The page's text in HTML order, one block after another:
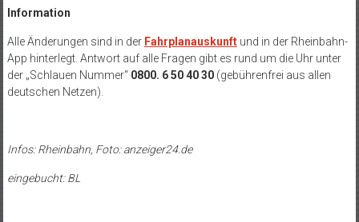
Information
Alle Änderungen sind in der Fahrplanauskunftund in der Rheinbahn-
App hinterlegt. Antwort auf alle Fragen gibt es rund um die Uhr unter
der „Schlauen Nummer“ 0800. 6 50 40 30(gebührenfrei aus allen
deutschen Netzen).
Infos: Rheinbahn, Foto: anzeiger24.de
eingebucht: BL